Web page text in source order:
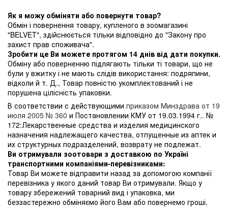
Як я можу обміняти або повернути товар?
Обмін і повернення товару, купленого в зоомагазині
"BELVET", здійснюється тільки відповідно до "Закону про
захист прав споживача".
Зробити це Ви можете протягом 14 днів від дати покупки.
Обміну або поверненню підлягають тільки ті товари, що не
були у вжитку і не мають слідів використання: подряпини,
відколи й т. Д., Товар повністю укомплектований і не
порушена цілісність упаковки.
В соответствии с действующими приказом Минздрава от 19
июля 2005 № 360 и Постановлении КМУ от 19.03.1994 г.. №
172:Лекарственные средства и изделия медицинского
назначения надлежащего качества, отпущенные из аптек и
их структурных подразделений, возврату не подлежат.
Ви отримували зоотовари з доставкою по Україні
транспортними компаніями-перевізниками:
Товар Ви можете відправити назад за допомогою компанії
перевізника у якого даний товар Ви отримували. Якщо у
товару збережений товарний вид і упаковка, ми
беззастережно обміняємо його Вам або повернемо гроші.